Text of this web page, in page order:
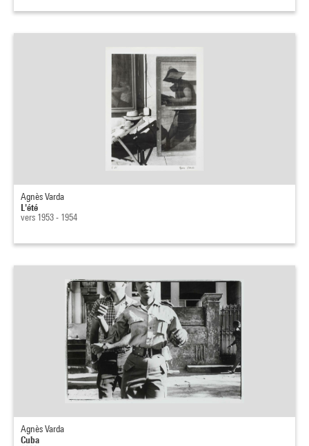
Agnès Varda
L'été
vers 1953 - 1954
Agnès Varda
Cuba